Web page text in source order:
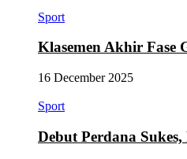
Sport
Klasemen Akhir Fase
16 December 2025
Sport
Debut Perdana